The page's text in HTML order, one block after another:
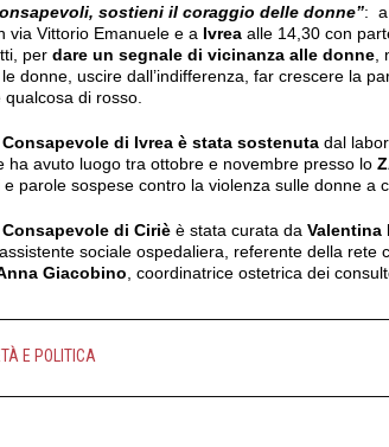
sostieni il coraggio delle donne”: a
via Vittorio Emanuele e a Ivrea alle 14,30 con
per dare un segnale di vicinanza alle donne
donne, uscire dall’indifferenza, far crescere la
di rosso.
Consapevole di Ivrea è stata sostenuta dal
ha avuto luogo tra ottobre e novembre presso lo
parole sospese contro la violenza sulle donne a
di Ciriè è stata curata da Valentina
, assistente sociale ospedaliera, referente della
Giacobino , coordinatrice ostetrica dei
E POLITICA